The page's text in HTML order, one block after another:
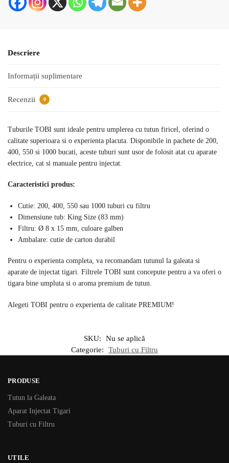
Descriere
Informații suplimentare
Recenzii 0
Tuburile TOBI sunt ideale pentru umplerea cu tutun firicel, oferind o
calitate superioara si o experienta placuta. Disponibile in pachete de 200,
400, 550 si 1000 bucati, aceste tuburi sunt usor de folosit atat cu aparate
electrice, cat si manuale pentru injectat.
Caracteristici produs:
Cutie: 200, 400, 550 sau 1000 tuburi cu filtru
Dimensiune tub: King Size (83 mm)
Filtru: Ø 8 x 15 mm, culoare galben
Ambalare: cutie de carton durabil
Pentru o experienta completa, va recomandam tutunul la galeata si
aparate de injectat tigari. Filtrele TOBI sunt concepute pentru a va oferi o
tigara bine umpluta si o aroma premium de tutun.
Alegeti TOBI pentru o experienta de calitate PREMIUM!
SKU:
Nu se aplică
Categorie:
Tuburi cu Filtru
PRODUSE
Tutun la Galeata
Aparat Injectat Tigari
Tuburi cu Filtru
UTILE